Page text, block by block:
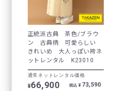
正統派古典 茶色/ブラウ
ン 古典柄 可愛らしい
きれいめ 大人っぽい袴ネ
ットレンタル K23010
通常ネットレンタル価格
¥66,900 税込 ¥ 73,590